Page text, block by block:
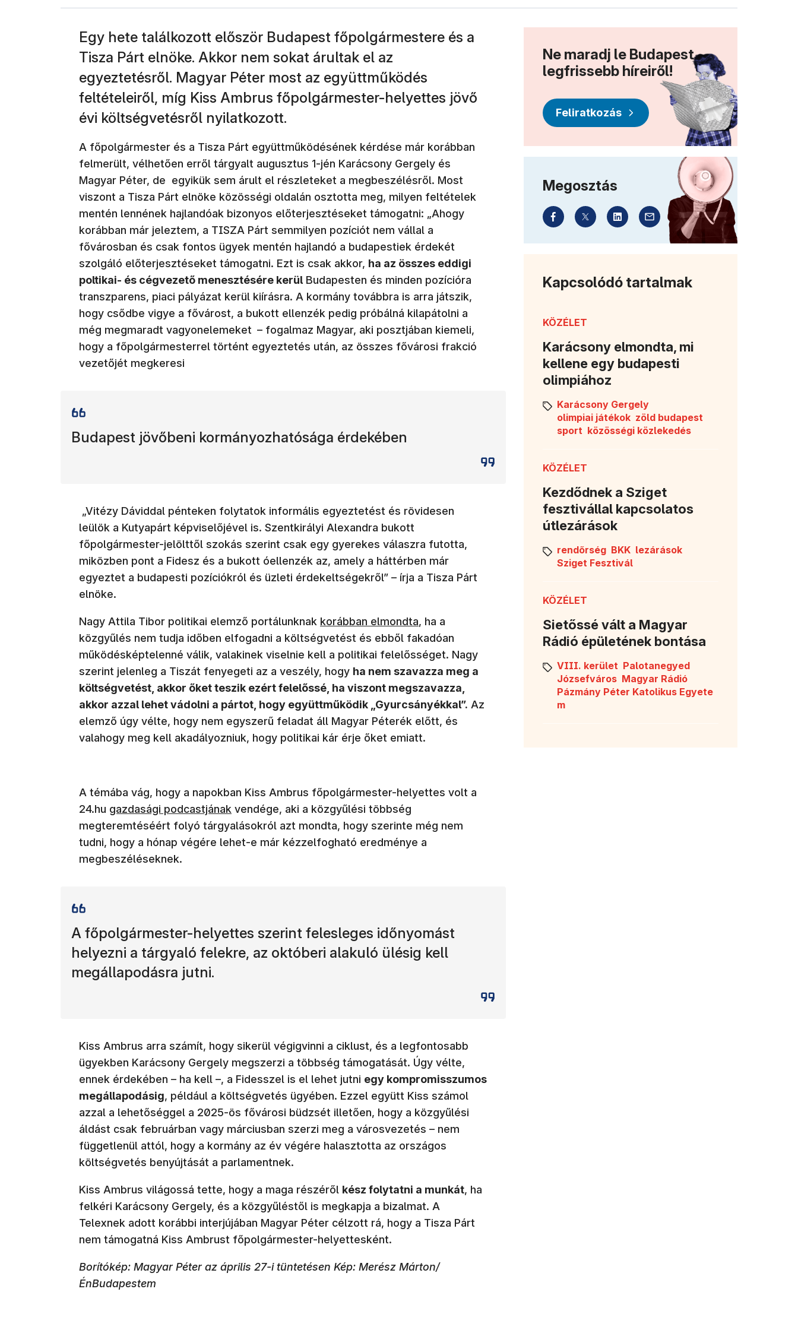
Egy hete találkozott először Budapest főpolgármestere és a
Tisza Párt elnöke. Akkor nem sokat árultak el az
egyeztetésről. Magyar Péter most az együttműködés
feltételeiről, míg Kiss Ambrus főpolgármester-helyettes jövő
évi költségvetésről nyilatkozott.
A főpolgármester és a Tisza Párt együttműködésének kérdése már korábban
felmerült, vélhetően erről tárgyalt augusztus 1-jén Karácsony Gergely és
Magyar Péter, de egyikük sem árult el részleteket a megbeszélésről. Most
viszont a Tisza Párt elnöke közösségi oldalán osztotta meg, milyen feltételek
mentén lennének hajlandóak bizonyos előterjesztéseket támogatni: „Ahogy
korábban már jeleztem, a TISZA Párt semmilyen pozíciót nem vállal a
fővárosban és csak fontos ügyek mentén hajlandó a budapestiek érdekét
szolgáló előterjesztéseket támogatni. Ezt is csak akkor, ha az összes eddigi
poltikai- és cégvezető menesztésére kerül Budapesten és minden pozícióra
transzparens, piaci pályázat kerül kiírásra. A kormány továbbra is arra játszik,
hogy csődbe vigye a fővárost, a bukott ellenzék pedig próbálná kilapátolni a
még megmaradt vagyonelemeket – fogalmaz Magyar, aki posztjában kiemeli,
hogy a főpolgármesterrel történt egyeztetés után, az összes fővárosi frakció
vezetőjét megkeresi
Budapest jövőbeni kormányozhatósága érdekében
„Vitézy Dáviddal pénteken folytatok informális egyeztetést és rövidesen
leülök a Kutyapárt képviselőjével is. Szentkirályi Alexandra bukott
főpolgármester-jelölttől szokás szerint csak egy gyerekes válaszra futotta,
miközben pont a Fidesz és a bukott óellenzék az, amely a háttérben már
egyeztet a budapesti pozíciókról és üzleti érdekeltségekről” – írja a Tisza Párt
elnöke.
Nagy Attila Tibor politikai elemző portálunknak korábban elmondta, ha a
közgyűlés nem tudja időben elfogadni a költségvetést és ebből fakadóan
működésképtelenné válik, valakinek viselnie kell a politikai felelősséget. Nagy
szerint jelenleg a Tiszát fenyegeti az a veszély, hogy ha nem szavazza meg a
költségvetést, akkor őket teszik ezért felelőssé, ha viszont megszavazza,
akkor azzal lehet vádolni a pártot, hogy együttműködik „Gyurcsányékkal”. Az
elemző úgy vélte, hogy nem egyszerű feladat áll Magyar Péterék előtt, és
valahogy meg kell akadályozniuk, hogy politikai kár érje őket emiatt.
A témába vág, hogy a napokban Kiss Ambrus főpolgármester-helyettes volt a
24.hu gazdasági podcastjának vendége, aki a közgyűlési többség
megteremtéséért folyó tárgyalásokról azt mondta, hogy szerinte még nem
tudni, hogy a hónap végére lehet-e már kézzelfogható eredménye a
megbeszéléseknek.
A főpolgármester-helyettes szerint felesleges időnyomást
helyezni a tárgyaló felekre, az októberi alakuló ülésig kell
megállapodásra jutni.
Kiss Ambrus arra számít, hogy sikerül végigvinni a ciklust, és a legfontosabb
ügyekben Karácsony Gergely megszerzi a többség támogatását. Úgy vélte,
ennek érdekében – ha kell –, a Fidesszel is el lehet jutni egy kompromisszumos
megállapodásig, például a költségvetés ügyében. Ezzel együtt Kiss számol
azzal a lehetőséggel a 2025-ös fővárosi büdzsét illetően, hogy a közgyűlési
áldást csak februárban vagy márciusban szerzi meg a városvezetés – nem
függetlenül attól, hogy a kormány az év végére halasztotta az országos
költségvetés benyújtását a parlamentnek.
Kiss Ambrus világossá tette, hogy a maga részéről kész folytatni a munkát, ha
felkéri Karácsony Gergely, és a közgyűléstől is megkapja a bizalmat. A
Telexnek adott korábbi interjújában Magyar Péter célzott rá, hogy a Tisza Párt
nem támogatná Kiss Ambrust főpolgármester-helyettesként.
Borítókép: Magyar Péter az április 27-i tüntetésen Kép: Merész Márton/
ÉnBudapestem
Ne maradj le Budapest
legfrissebb híreiről!
Feliratkozás
Megosztás
Kapcsolódó tartalmak
KÖZÉLET
Karácsony elmondta, mi
kellene egy budapesti
olimpiához
Karácsony Gergely
olimpiai játékok zöld budapest
sport közösségi közlekedés
KÖZÉLET
Kezdődnek a Sziget
fesztivállal kapcsolatos
útlezárások
rendőrség BKK lezárások
Sziget Fesztivál
KÖZÉLET
Sietőssé vált a Magyar
Rádió épületének bontása
VIII. kerület Palotanegyed
Józsefváros Magyar Rádió
Pázmány Péter Katolikus Egyete
m